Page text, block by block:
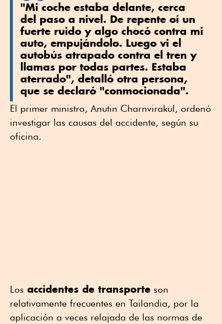
"Mi coche estaba delante, cerca
del paso a nivel. De repente oí un
fuerte ruido y algo chocó contra mi
auto, empujándolo. Luego vi el
autobús atrapado contra el tren y
llamas por todas partes. Estaba
aterrado", detalló otra persona,
que se declaró "conmocionada".
El primer ministro, Anutin Charnvirakul, ordenó
investigar las causas del accidente, según su
oficina.
Los accidentes de transporte son
relativamente frecuentes en Tailandia, por la
aplicación a veces relajada de las normas de